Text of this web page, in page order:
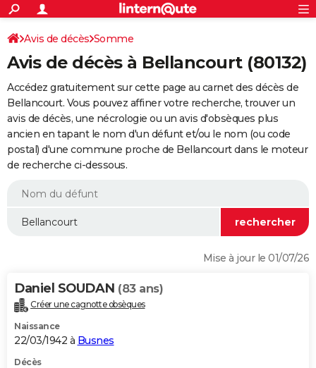
ACTUALITÉS
Politique
Société
Faits Divers
Education
Monde
Villes
+
SPORT
Coupe du monde 2026
Football
Tennis
Cyclisme
Rugby
Forum
Programme TV
TNT
Streaming
Cinéma
Sorties cinéma
Musique
+
FINANCE
Retraite
Impôts
Epargne
Immobilier
Risques naturels par ville
Banque
Assurance
Crédit
AUTO
Essais
Réserver un essai
Citadines
Berlines
SUV
Forum auto
+
HIGH-TECH
BRICOLAGE
WEEK-END
Alimentation
Guide de la santé
Maladies
Médicaments
Sommeil
VOYAGE
Destinations
City break
Voyage nature
Voyage de noces
Forum
Climat
+PHOTO
GUIDES D'ACHAT
Avis de décès Somme
Avis de décès à Bellancourt (80132)
Accédez gratuitement sur cette page au carnet des décès de
Bellancourt. Vous pouvez affiner votre recherche, trouver un
avis de décès, une nécrologie ou un avis d'obsèques plus
ancien en tapant le nom d'un défunt et/ou le nom (ou code
postal) d'une commune proche de Bellancourt dans le moteur
de recherche ci-dessous.
Mise à jour le 01/07/26
Daniel SOUDAN (83 ans)
Créer une cagnotte obsèques
Naissance
22/03/1942 à Busnes
Décès